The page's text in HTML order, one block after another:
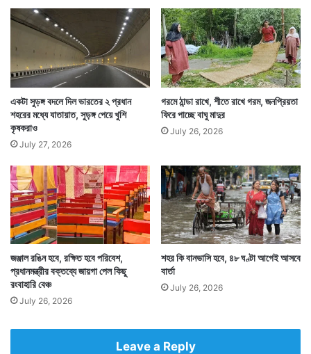
একটা সুড়ঙ্গ বদলে দিল ভারতের ২ প্রধান
শহরের মধ্যে যাতায়াত, সুড়ঙ্গ পেয়ে খুশি
কৃষকরাও
July 27, 2026
গরমে ঠান্ডা রাখে, শীতে রাখে গরম, জনপ্রিয়তা
ফিরে পাচ্ছে বাঘু মাদুর
July 26, 2026
জঞ্জাল রঙিন হবে, রক্ষিত হবে পরিবেশ,
প্রধানমন্ত্রীর বক্তব্যে জায়গা পেল কিছু
রংবাহারি বেঞ্চ
July 26, 2026
শহর কি বানভাসি হবে, ৪৮ ঘণ্টা আগেই আসবে
বার্তা
July 26, 2026
Leave a Reply